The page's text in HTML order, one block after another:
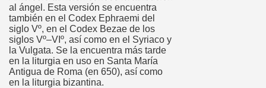
al ángel. Esta versión se encuentra
también en el Codex Ephraemi del
siglo Vº, en el Codex Bezae de los
siglos Vº–VIº, así como en el Syriaco y
la Vulgata. Se la encuentra más tarde
en la liturgia en uso en Santa María
Antigua de Roma (en 650), así como
en la liturgia bizantina.